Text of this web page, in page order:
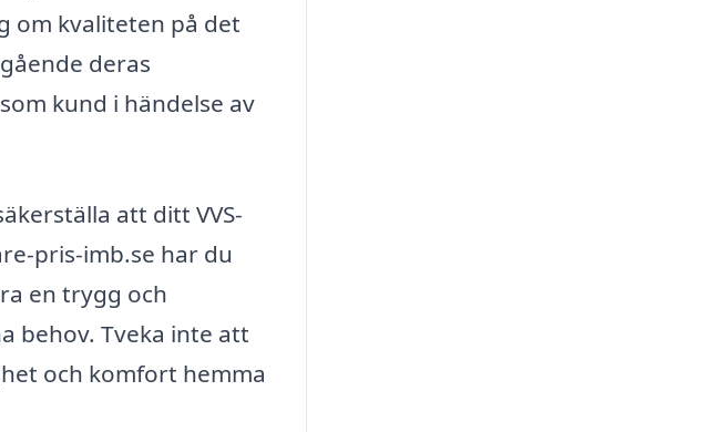
om kvaliteten på det
deras
kund i händelse av
att ditt VVS-
pris-imb.se har du
en trygg och
behov. Tveka inte att
och komfort hemma